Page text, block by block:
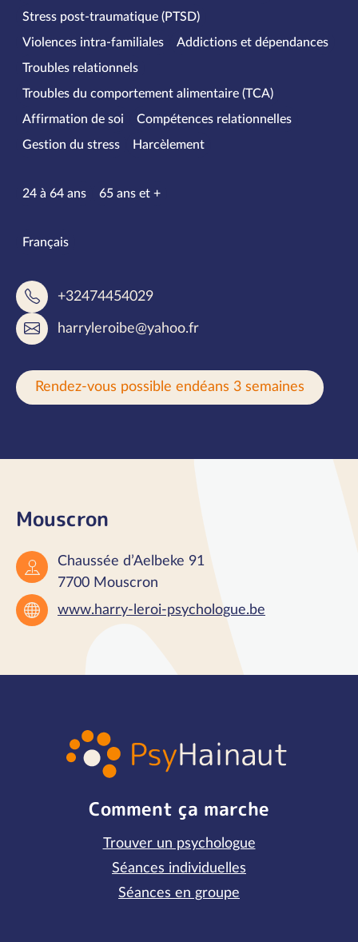
Stress post-traumatique (PTSD)
Violences intra-familiales
Addictions et dépendances
Troubles relationnels
Troubles du comportement alimentaire (TCA)
Affirmation de soi
Compétences relationnelles
Gestion du stress
Harcèlement
Tranches d’âge
24 à 64 ans 65 ans et +
Langues parlées
Français
+32474454029
harryleroibe@yahoo.fr
Rendez-vous possible endéans 3 semaines
Mouscron
Chaussée d’Aelbeke 91
7700 Mouscron
www.harry-leroi-psychologue.be
Comment ça marche
Trouver un psychologue
Séances individuelles
Séances en groupe